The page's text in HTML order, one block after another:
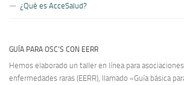
¿Qué es AcceSalud?
GUÍA PARA OSC’S CON EERR
Hemos elaborado un taller en línea para
enfermedades raras (EERR), llamado «Guía básica